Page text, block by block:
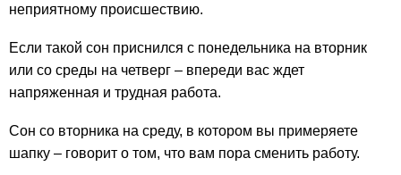
неприятному происшествию.
Если такой сон приснился с понедельника на вторник
или со среды на четверг – впереди вас ждет
напряженная и трудная работа.
Сон со вторника на среду, в котором вы примеряете
шапку – говорит о том, что вам пора сменить работу.